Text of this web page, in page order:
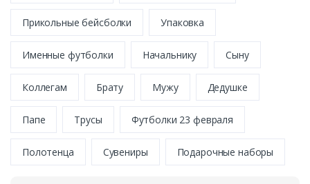
Прикольные бейсболки Упаковка
Именные футболки Начальнику Сыну
Коллегам Брату Мужу Дедушке
Папе Трусы Футболки 23 февраля
Полотенца Сувениры Подарочные наборы